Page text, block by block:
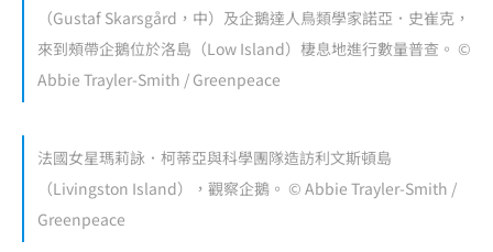
（Gustaf Skarsgård，中）及企鵝達人鳥類學家諾亞．史崔克，
來到頰帶企鵝位於洛島（Low Island）棲息地進行數量普查。 ©
Abbie Trayler-Smith / Greenpeace
法國女星瑪莉詠．柯蒂亞與科學團隊造訪利文斯頓島
（Livingston Island），觀察企鵝。 © Abbie Trayler-Smith /
Greenpeace